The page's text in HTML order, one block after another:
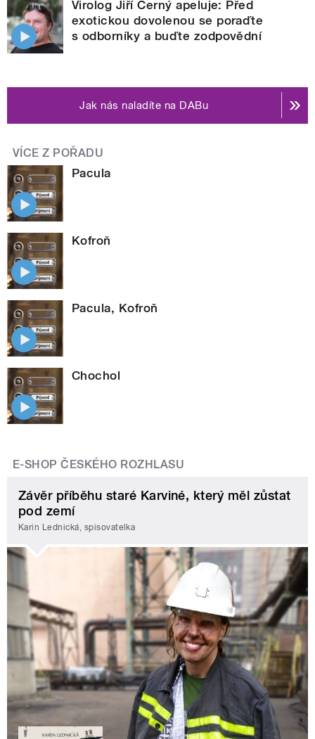
Virolog Jiří Černý apeluje: Před
exotickou dovolenou se poraďte
s odborníky a buďte zodpovědní
Jak nás naladíte na DABu
VÍCE Z POŘADU
Pacula
Kofroň
Pacula, Kofroň
Chochol
E-SHOP ČESKÉHO ROZHLASU
Závěr příběhu staré Karviné, který měl zůstat
pod zemí
Karin Lednická, spisovatelka